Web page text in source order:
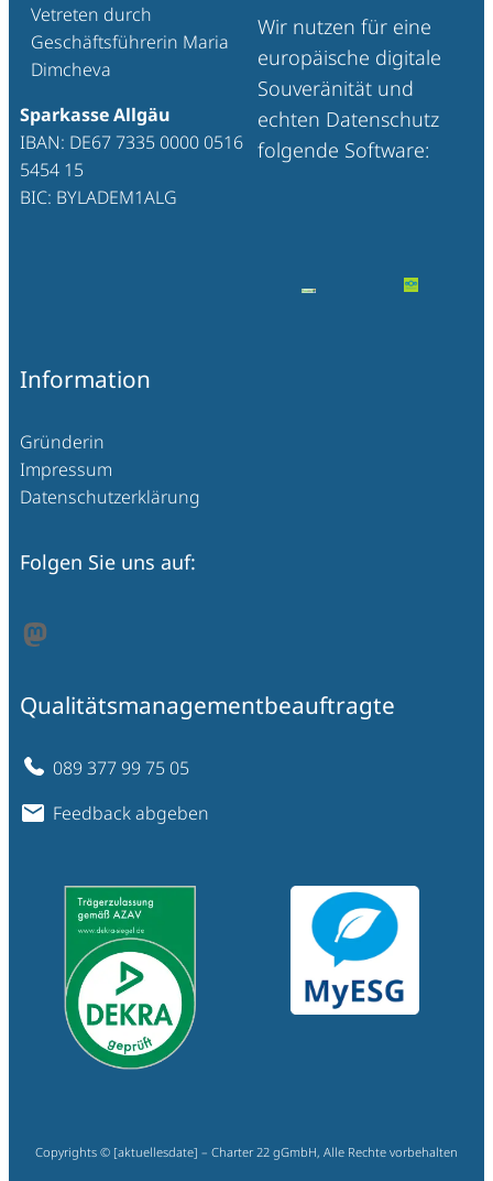
Vetreten durch
Geschäftsführerin Maria
Dimcheva
Sparkasse Allgäu
IBAN: DE67 7335 0000 0516
5454 15
BIC: BYLADEM1ALG
Wir nutzen für eine
europäische digitale
Souveränität und
echten Datenschutz
folgende Software:
Information
Gründerin
Impressum
Datenschutzerklärung
Folgen Sie uns auf:
Mastodon
Qualitätsmanagementbeauftragte
089 377 99 75 05
Feedback abgeben
Copyrights © [aktuellesdate] – Charter 22 gGmbH, Alle Rechte vorbehalten